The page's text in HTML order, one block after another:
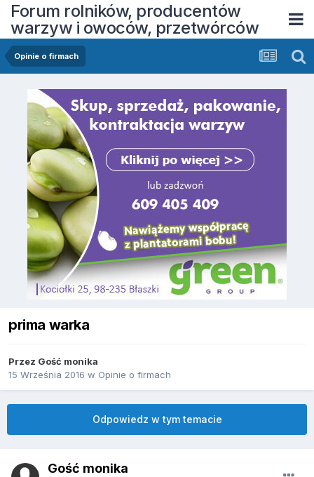
Forum rolników, producentów
warzyw i owoców, przetwórców
Opinie o firmach
prima warka
Przez Gość monika
15 Września 2016 w Opinie o firmach
Odpowiedz w tym temacie
Gość monika